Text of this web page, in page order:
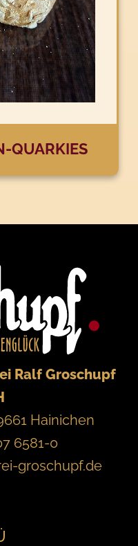
QUARKIES
Ralf Groschupf
Hainichen
6581-0
groschupf.de